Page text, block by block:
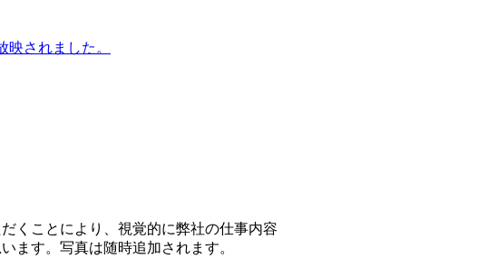
されました。
くことにより、視覚的に弊社の仕事内容
ます。写真は随時追加されます。